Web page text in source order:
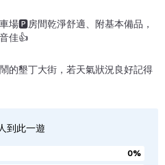
場🅿️房間乾淨舒適、附基本備品，
佳👍
的墾丁大街，若天氣狀況良好記得
到此一遊
0%